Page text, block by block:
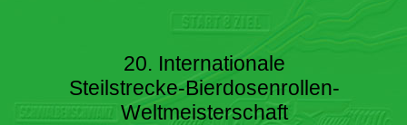
20. Internationale
Steilstrecke-Bierdosenrollen-
Weltmeisterschaft